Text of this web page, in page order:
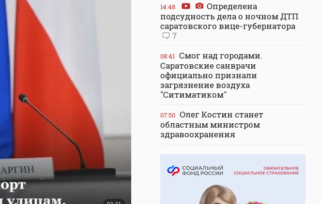
14:48
Определена
подсудность дела о ночном ДТП
саратовского вице-губернатора
7
08:41 Смог над городами.
Саратовские санврачи
официально признали
загрязнение воздуха
"Ситиматиком"
07:50 Олег Костин станет
областным министром
здравоохранения